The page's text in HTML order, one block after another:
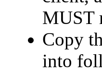
MUST
Copy
into